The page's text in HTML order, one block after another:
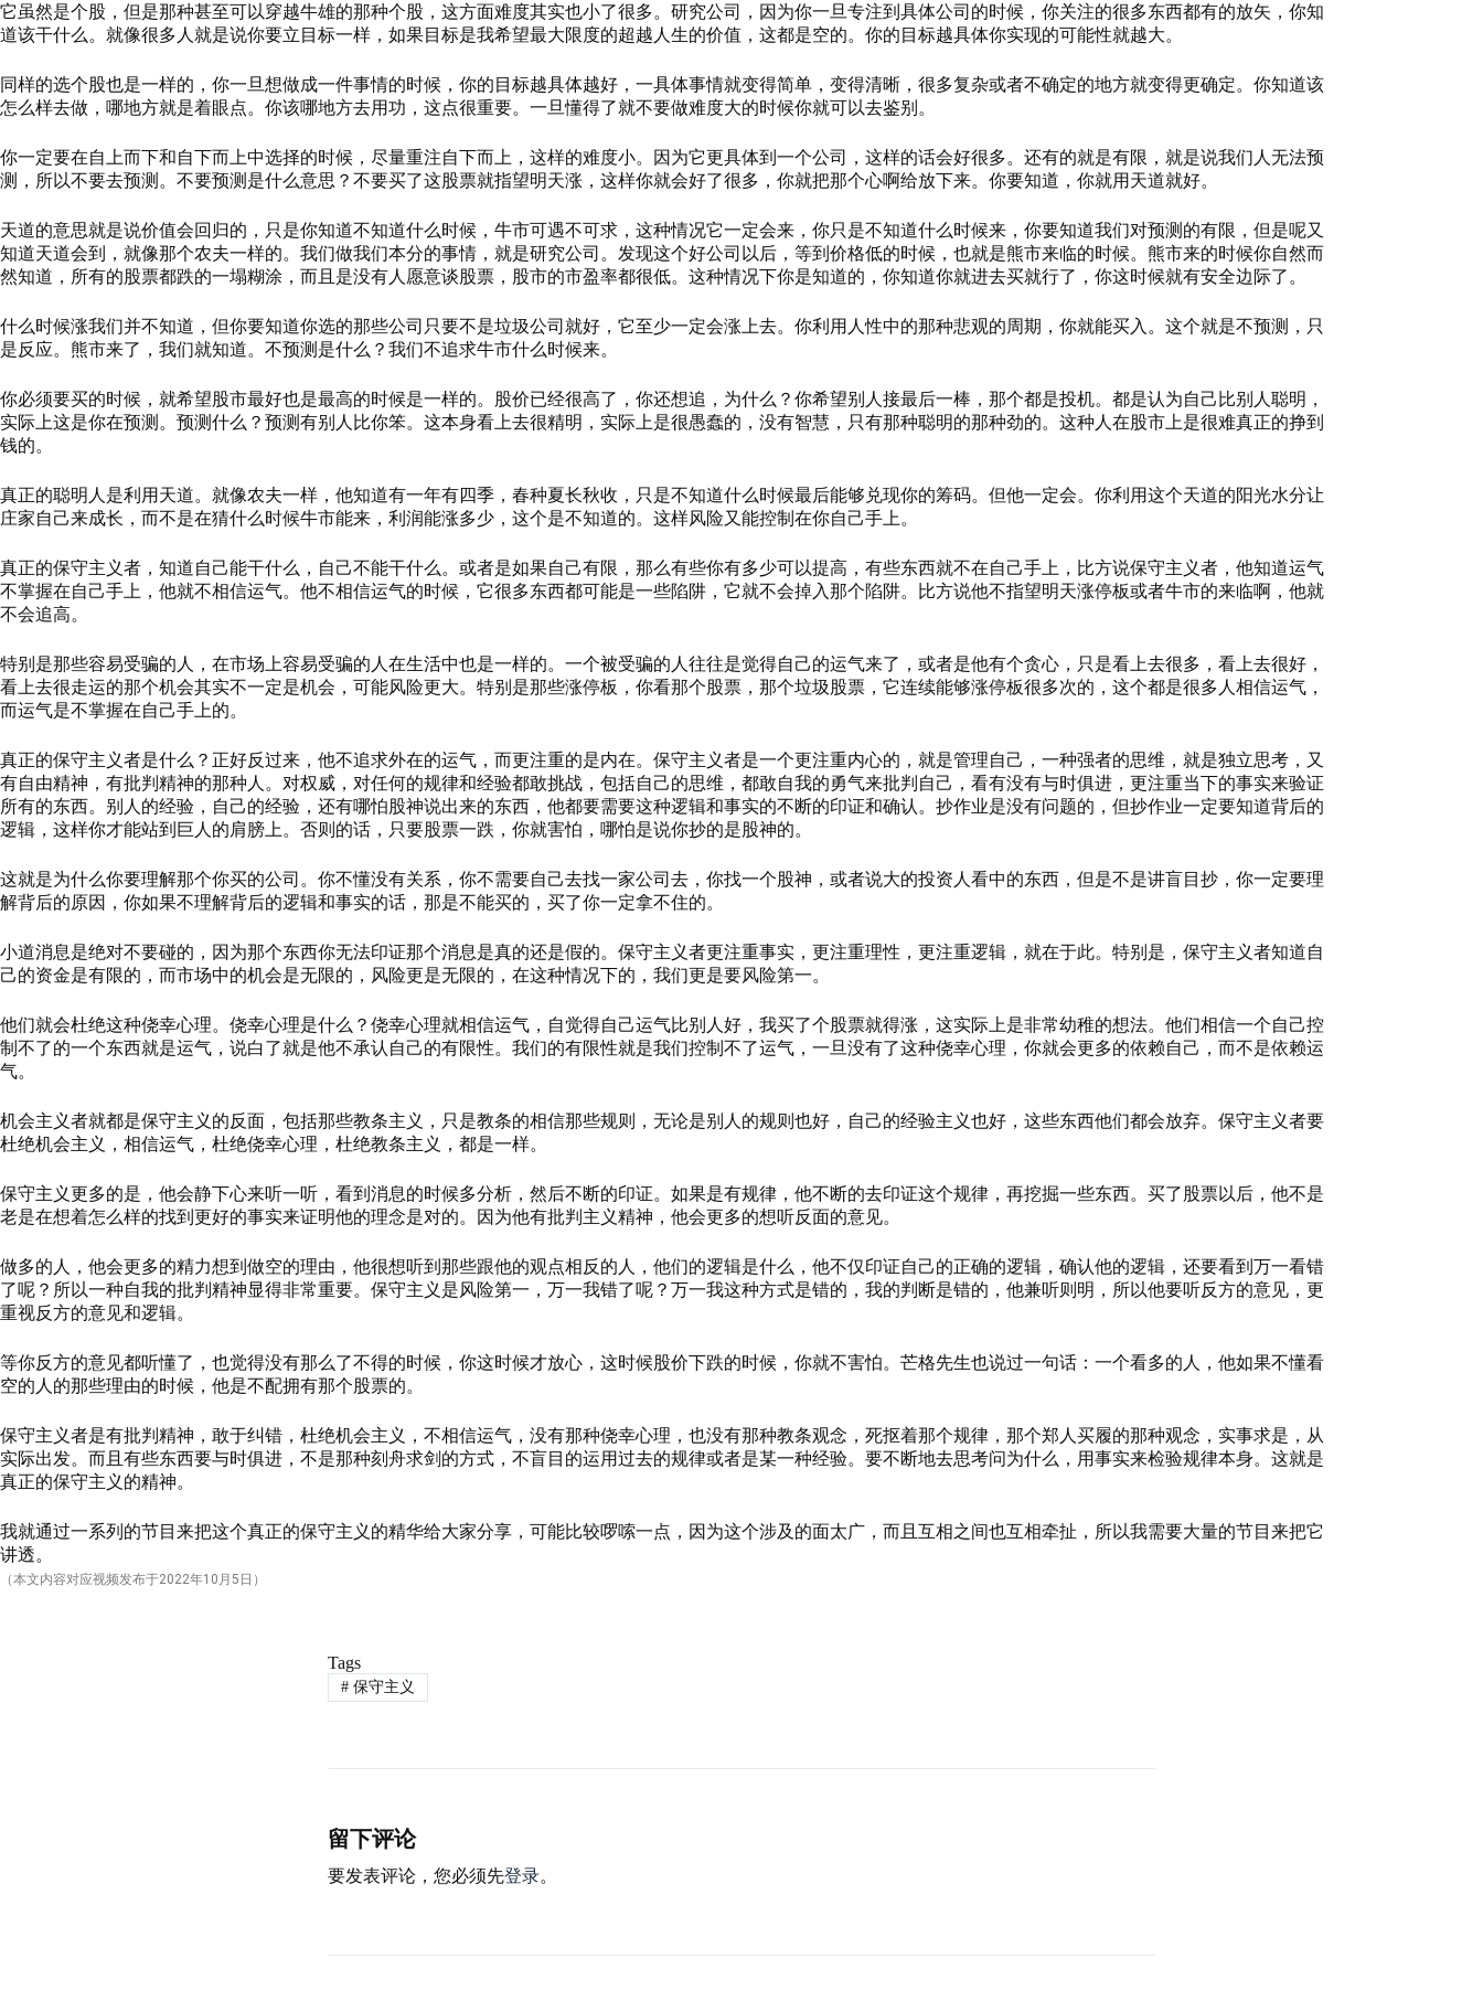
它虽然是个股，但是那种甚至可以穿越牛雄的那种个股，这方面难度其实也小了很多。研究公司，因为你一旦专注到具体公司的时候，你关注的很多东西都有的放矢，你知
道该干什么。就像很多人就是说你要立目标一样，如果目标是我希望最大限度的超越人生的价值，这都是空的。你的目标越具体你实现的可能性就越大。
同样的选个股也是一样的，你一旦想做成一件事情的时候，你的目标越具体越好，一具体事情就变得简单，变得清晰，很多复杂或者不确定的地方就变得更确定。你知道该
怎么样去做，哪地方就是着眼点。你该哪地方去用功，这点很重要。一旦懂得了就不要做难度大的时候你就可以去鉴别。
你一定要在自上而下和自下而上中选择的时候，尽量重注自下而上，这样的难度小。因为它更具体到一个公司，这样的话会好很多。还有的就是有限，就是说我们人无法预
测，所以不要去预测。不要预测是什么意思？不要买了这股票就指望明天涨，这样你就会好了很多，你就把那个心啊给放下来。你要知道，你就用天道就好。
天道的意思就是说价值会回归的，只是你知道不知道什么时候，牛市可遇不可求，这种情况它一定会来，你只是不知道什么时候来，你要知道我们对预测的有限，但是呢又
知道天道会到，就像那个农夫一样的。我们做我们本分的事情，就是研究公司。发现这个好公司以后，等到价格低的时候，也就是熊市来临的时候。熊市来的时候你自然而
然知道，所有的股票都跌的一塌糊涂，而且是没有人愿意谈股票，股市的市盈率都很低。这种情况下你是知道的，你知道你就进去买就行了，你这时候就有安全边际了。
什么时候涨我们并不知道，但你要知道你选的那些公司只要不是垃圾公司就好，它至少一定会涨上去。你利用人性中的那种悲观的周期，你就能买入。这个就是不预测，只
是反应。熊市来了，我们就知道。不预测是什么？我们不追求牛市什么时候来。
你必须要买的时候，就希望股市最好也是最高的时候是一样的。股价已经很高了，你还想追，为什么？你希望别人接最后一棒，那个都是投机。都是认为自己比别人聪明，
实际上这是你在预测。预测什么？预测有别人比你笨。这本身看上去很精明，实际上是很愚蠢的，没有智慧，只有那种聪明的那种劲的。这种人在股市上是很难真正的挣到
钱的。
真正的聪明人是利用天道。就像农夫一样，他知道有一年有四季，春种夏长秋收，只是不知道什么时候最后能够兑现你的筹码。但他一定会。你利用这个天道的阳光水分让
庄家自己来成长，而不是在猜什么时候牛市能来，利润能涨多少，这个是不知道的。这样风险又能控制在你自己手上。
真正的保守主义者，知道自己能干什么，自己不能干什么。或者是如果自己有限，那么有些你有多少可以提高，有些东西就不在自己手上，比方说保守主义者，他知道运气
不掌握在自己手上，他就不相信运气。他不相信运气的时候，它很多东西都可能是一些陷阱，它就不会掉入那个陷阱。比方说他不指望明天涨停板或者牛市的来临啊，他就
不会追高。
特别是那些容易受骗的人，在市场上容易受骗的人在生活中也是一样的。一个被受骗的人往往是觉得自己的运气来了，或者是他有个贪心，只是看上去很多，看上去很好，
看上去很走运的那个机会其实不一定是机会，可能风险更大。特别是那些涨停板，你看那个股票，那个垃圾股票，它连续能够涨停板很多次的，这个都是很多人相信运气，
而运气是不掌握在自己手上的。
真正的保守主义者是什么？正好反过来，他不追求外在的运气，而更注重的是内在。保守主义者是一个更注重内心的，就是管理自己，一种强者的思维，就是独立思考，又
有自由精神，有批判精神的那种人。对权威，对任何的规律和经验都敢挑战，包括自己的思维，都敢自我的勇气来批判自己，看有没有与时俱进，更注重当下的事实来验证
所有的东西。别人的经验，自己的经验，还有哪怕股神说出来的东西，他都要需要这种逻辑和事实的不断的印证和确认。抄作业是没有问题的，但抄作业一定要知道背后的
逻辑，这样你才能站到巨人的肩膀上。否则的话，只要股票一跌，你就害怕，哪怕是说你抄的是股神的。
这就是为什么你要理解那个你买的公司。你不懂没有关系，你不需要自己去找一家公司去，你找一个股神，或者说大的投资人看中的东西，但是不是讲盲目抄，你一定要理
解背后的原因，你如果不理解背后的逻辑和事实的话，那是不能买的，买了你一定拿不住的。
小道消息是绝对不要碰的，因为那个东西你无法印证那个消息是真的还是假的。保守主义者更注重事实，更注重理性，更注重逻辑，就在于此。特别是，保守主义者知道自
己的资金是有限的，而市场中的机会是无限的，风险更是无限的，在这种情况下的，我们更是要风险第一。
他们就会杜绝这种侥幸心理。侥幸心理是什么？侥幸心理就相信运气，自觉得自己运气比别人好，我买了个股票就得涨，这实际上是非常幼稚的想法。他们相信一个自己控
制不了的一个东西就是运气，说白了就是他不承认自己的有限性。我们的有限性就是我们控制不了运气，一旦没有了这种侥幸心理，你就会更多的依赖自己，而不是依赖运
气。
机会主义者就都是保守主义的反面，包括那些教条主义，只是教条的相信那些规则，无论是别人的规则也好，自己的经验主义也好，这些东西他们都会放弃。保守主义者要
杜绝机会主义，相信运气，杜绝侥幸心理，杜绝教条主义，都是一样。
保守主义更多的是，他会静下心来听一听，看到消息的时候多分析，然后不断的印证。如果是有规律，他不断的去印证这个规律，再挖掘一些东西。买了股票以后，他不是
老是在想着怎么样的找到更好的事实来证明他的理念是对的。因为他有批判主义精神，他会更多的想听反面的意见。
做多的人，他会更多的精力想到做空的理由，他很想听到那些跟他的观点相反的人，他们的逻辑是什么，他不仅印证自己的正确的逻辑，确认他的逻辑，还要看到万一看错
了呢？所以一种自我的批判精神显得非常重要。保守主义是风险第一，万一我错了呢？万一我这种方式是错的，我的判断是错的，他兼听则明，所以他要听反方的意见，更
重视反方的意见和逻辑。
等你反方的意见都听懂了，也觉得没有那么了不得的时候，你这时候才放心，这时候股价下跌的时候，你就不害怕。芒格先生也说过一句话：一个看多的人，他如果不懂看
空的人的那些理由的时候，他是不配拥有那个股票的。
保守主义者是有批判精神，敢于纠错，杜绝机会主义，不相信运气，没有那种侥幸心理，也没有那种教条观念，死抠着那个规律，那个郑人买履的那种观念，实事求是，从
实际出发。而且有些东西要与时俱进，不是那种刻舟求剑的方式，不盲目的运用过去的规律或者是某一种经验。要不断地去思考问为什么，用事实来检验规律本身。这就是
真正的保守主义的精神。
我就通过一系列的节目来把这个真正的保守主义的精华给大家分享，可能比较啰嗦一点，因为这个涉及的面太广，而且互相之间也互相牵扯，所以我需要大量的节目来把它
讲透。
（本文内容对应视频发布于2022年10月5日）
Tags
#保守主义
留下评论
要发表评论，您必须先登录。